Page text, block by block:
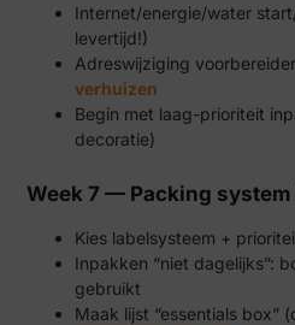
Internet/energie/water
levertijd!)
Adreswijziging
verhuizen
Begin met laag-prioriteit
decoratie)
Week 7 — Packing
Kies labelsysteem +
Inpakken “niet dagelijks”:
gebruikt
Maak lijst “essentials box”